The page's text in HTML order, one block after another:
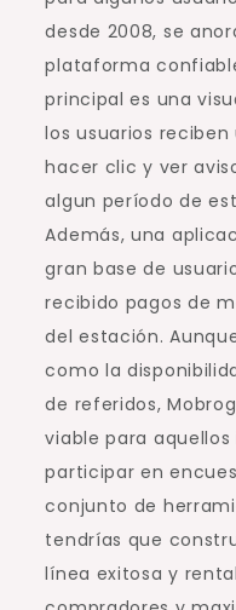
desde 2008, se
plataforma
principal es una
los usuarios
hacer clic y ver
algun período de
Además, una
gran base de
recibido pagos de
del estación.
como la
de referidos,
viable para
participar en
conjunto de
tendrías que
línea exitosa y